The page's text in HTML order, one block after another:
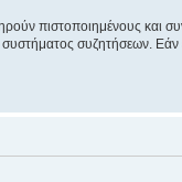
πιστοποιημένους και
συζητήσεων.